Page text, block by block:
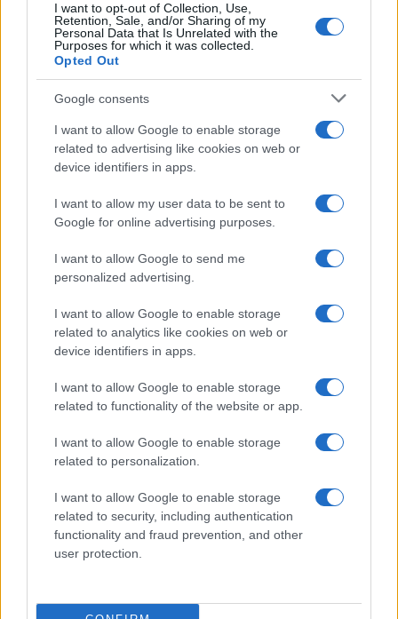
I want to opt-out of Collection, Use,
Retention, Sale, and/or Sharing of my
Personal Data that Is Unrelated with the
Purposes for which it was collected.
Opted Out
Google consents
I want to allow Google to enable storage
related to advertising like cookies on web or
device identifiers in apps.
I want to allow my user data to be sent to
Google for online advertising purposes.
I want to allow Google to send me
personalized advertising.
I want to allow Google to enable storage
related to analytics like cookies on web or
device identifiers in apps.
I want to allow Google to enable storage
related to functionality of the website or app.
I want to allow Google to enable storage
related to personalization.
I want to allow Google to enable storage
related to security, including authentication
functionality and fraud prevention, and other
user protection.
I fan dellasoap operapossono anche il7 agosto
Beautiful, in onda in Italiadal 1990 e girata nei
stata creata dalla coppiaWilliam J. Belle
Phillip Bell .
sagagode di unseguito mondiale
centinaia di milioni di spettatori giornalieri
raggiunto lastagione numero trentacinque
superando le 9 mila puntate
Scopriamo, allora, nel dettaglio,
che cosa accadrà
e quali saranno glisviluppi della trama
personaggi principali